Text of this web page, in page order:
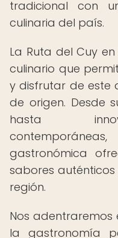
tradicional con
culinaria del país.
La Ruta del Cuy
culinario que
y disfrutar de este
de origen. Desde
hasta
gastronómica
sabores
región.
Nos adentraremos
la gastronomía